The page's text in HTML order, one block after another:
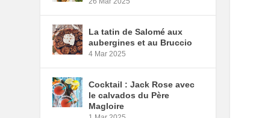
La tatin de Salomé aux
aubergines et au Bruccio
4 Mar 2025
Cocktail : Jack Rose avec
le calvados du Père
Magloire